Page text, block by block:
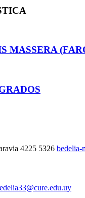
MASSERA
4225 5326 bedelia-